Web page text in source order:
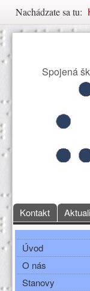
Nachádzate sa tu:
Spojená
Hlavné
Kontakt
Bočné
Úvod
O nás
Stanovy